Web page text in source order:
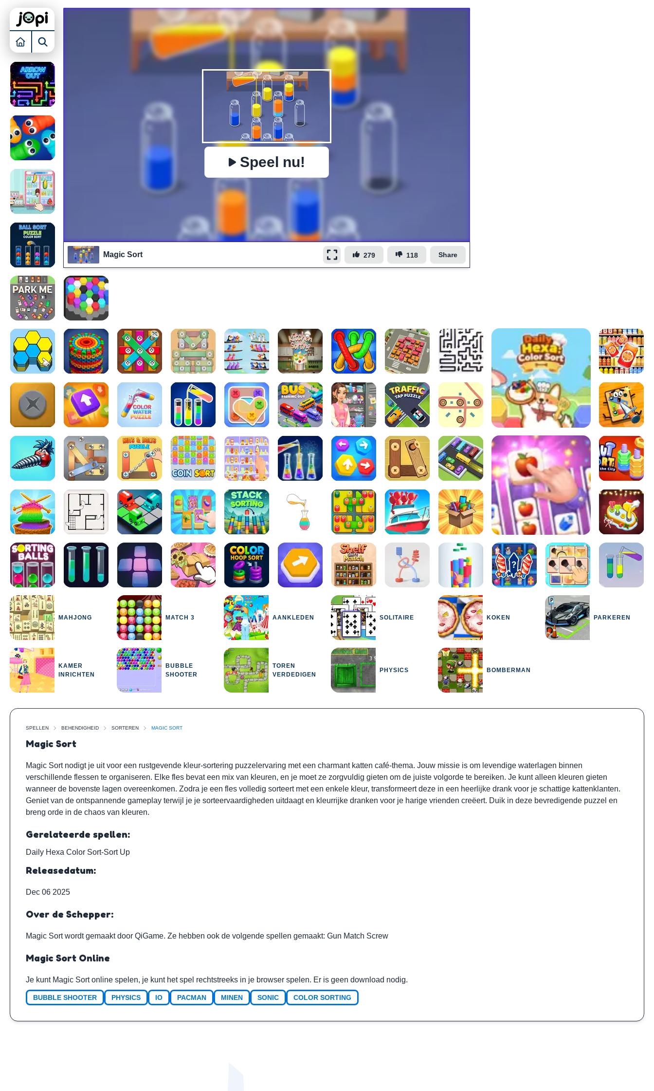
Speel nu!
Magic Sort 279 118 Share
https://www.jopi.com/nl/game/game/magic-sort/
Kopiëren
MAHJONG MATCH 3 AANKLEDEN SOLITAIRE KOKEN PARKEREN
KAMER
INRICHTEN
BUBBLE
SHOOTER
TOREN
VERDEDIGEN
PHYSICS BOMBERMAN
SPELLEN BEHENDIGHEID SORTEREN MAGIC SORT
Magic Sort
Magic Sort nodigt je uit voor een rustgevende kleur-sortering puzzelervaring met een charmant katten café-thema. Jouw missie is om levendige waterlagen binnen
verschillende flessen te organiseren. Elke fles bevat een mix van kleuren, en je moet ze zorgvuldig gieten om de juiste volgorde te bereiken. Je kunt alleen kleuren gieten
wanneer de bovenste lagen overeenkomen. Zodra je een fles volledig sorteert met een enkele kleur, transformeert deze in een heerlijke drank voor je schattige kattenklanten.
Geniet van de ontspannende gameplay terwijl je je sorteervaardigheden uitdaagt en kleurrijke dranken voor je harige vrienden creëert. Duik in deze bevredigende puzzel en
breng orde in de chaos van kleuren.
Gerelateerde spellen:
Daily Hexa Color Sort-Sort Up
Releasedatum:
Dec 06 2025
Over de Schepper:
Magic Sort wordt gemaakt door QiGame. Ze hebben ook de volgende spellen gemaakt: Gun Match Screw
Magic Sort Online
Je kunt Magic Sort online spelen, je kunt het spel rechtstreeks in je browser spelen. Er is geen download nodig.
BUBBLE SHOOTER PHYSICS IO PACMAN MINEN SONIC COLOR SORTING
KAMER INRICHTEN PHYSICS BOMBERMAN